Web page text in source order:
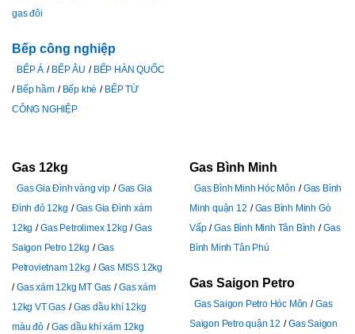
gas đôi
Bếp công nghiệp
BẾP Á BẾP ÂU
BẾP HÀN QUỐC
Bếp hầm
Bếp khè
BẾP TỪ
CÔNG NGHIỆP
Gas 12kg
Gas Gia Đình vàng vip
Gas Gia
Đình đỏ 12kg
Gas Gia Đình xám
12kg
Gas Petrolimex 12kg
Gas
Saigon Petro 12kg
Gas
Petrovietnam 12kg
Gas MISS 12kg
Gas xám 12kg MT Gas
Gas xám
12kg VT Gas
Gas dầu khí 12kg
màu đỏ
Gas dầu khí xám 12kg
Gas Bình Minh
Gas Bình Minh Hóc Môn
Gas Bình
Minh quận 12
Gas Bình Minh Gò
Vấp
Gas Bình Minh Tân Bình
Gas
Bình Minh Tân Phú
Gas Saigon Petro
Gas Saigon Petro Hóc Môn
Gas
Saigon Petro quận 12
Gas Saigon